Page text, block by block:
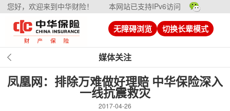
您好，欢迎来到中华财险！ 本网站已支持IPv6访问
无障碍浏览 切换长辈模式
媒体关注
凤凰网：排除万难做好理赔 中华保险深入
一线抗震救灾
2017-04-26